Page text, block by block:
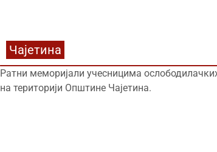
Чајетина
Ратни меморијали учесницима
на територији Општине Чајетина.